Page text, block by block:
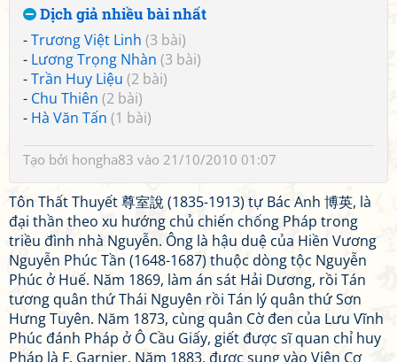
Dịch giả nhiều bài nhất
-Trương Việt Linh (3 bài)
- Lương Trọng Nhàn (3 bài)
-Trần Huy Liệu (2 bài)
- Chu Thiên (2 bài)
- Hà Văn Tấn (1 bài)
Tạo bởi hongha83 vào 21/10/2010 01:07
Tôn Thất Thuyết 尊室說 (1835-1913) tự Bác Anh 博英, là
đại thần theo xu hướng chủ chiến chống Pháp trong
triều đình nhà Nguyễn. Ông là hậu duệ của Hiền Vương
Nguyễn Phúc Tần (1648-1687) thuộc dòng tộc Nguyễn
Phúc ở Huế. Năm 1869, làm án sát Hải Dương, rồi Tán
tương quân thứ Thái Nguyên rồi Tán lý quân thứ Sơn
Hưng Tuyên. Năm 1873, cùng quân Cờ đen của Lưu Vĩnh
Phúc đánh Pháp ở Ô Cầu Giấy, giết được sĩ quan chỉ huy
Pháp là F. Garnier. Năm 1883, được sung vào Viện Cơ